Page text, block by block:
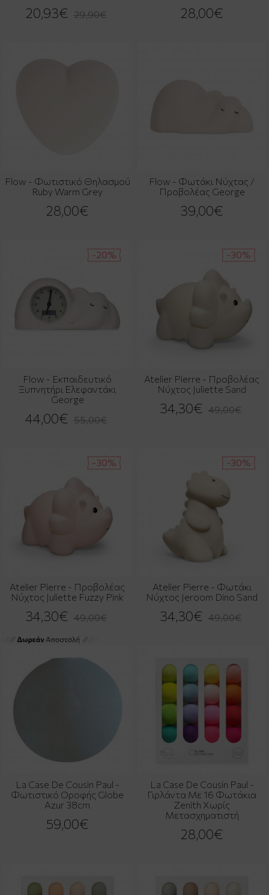
20,93€ 29,90€ 28,00€
Flow - Φωτιστικό Θηλασμού
Ruby Warm Grey
28,00€
Flow - Φωτάκι Νύχτας /
Προβολέας George
39,00€
-20%
Flow - Εκπαιδευτικό
Ξυπνητήρι Ελεφαντάκι
George
44,00€ 55,00€
-30%
Atelier Pierre - Προβολέας
Νύχτος Juliette Sand
34,30€ 49,00€
-30%
Atelier Pierre - Προβολέας
Νύχτος Juliette Fuzzy Pink
34,30€ 49,00€
-30%
Atelier Pierre - Φωτάκι
Νύχτος Jeroom Dino Sand
34,30€ 49,00€
La Case De Cousin Paul -
Φωτιστικό Οροφής Globe
Azur 38cm
59,00€
La Case De Cousin Paul -
Γιρλάντα Με 16 Φωτάκια
Zenith Χωρίς
Μετασχηματιστή
28,00€